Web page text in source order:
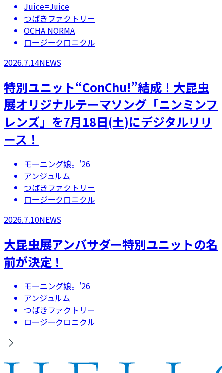
Juice=Juice
つばきファクトリー
OCHA NORMA
ロージークロニクル
2026.7.14NEWS
特別ユニット“ConChu!”結成！大昆虫
展オリジナルテーマソング「ニンミンフ
レンズ」を7月18日(土)にデジタルリリ
ース！
モーニング娘。'26
アンジュルム
つばきファクトリー
ロージークロニクル
2026.7.10NEWS
大昆虫展アンバサダー特別ユニットの名
前が決定！
モーニング娘。'26
アンジュルム
つばきファクトリー
ロージークロニクル